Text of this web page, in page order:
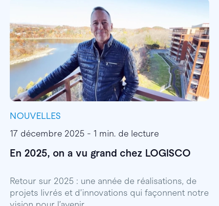
NOUVELLES
17 décembre 2025 - 1 min. de lecture
En 2025, on a vu grand chez LOGISCO
Retour sur 2025 : une année de réalisations, de
projets livrés et d’innovations qui façonnent notre